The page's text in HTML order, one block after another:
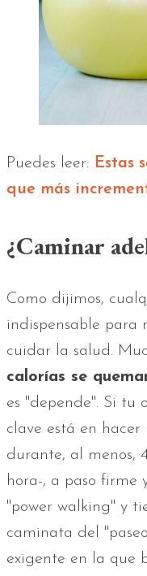
Puedes leer: Estas
que más
¿Caminar
Como dijimos,
indispensable para
cuidar la salud.
calorías se
es "depende". Si tu
clave está en
durante, al menos,
hora-, a paso firme
"power walking" y
caminata del
exigente en la que